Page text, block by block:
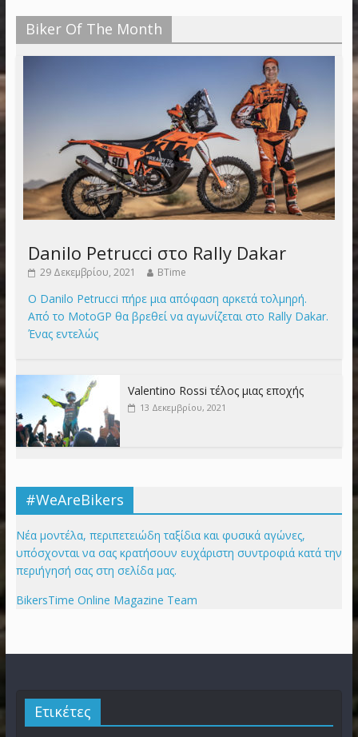
Biker Of The Month
Danilo Petrucci στο Rally Dakar
29 Δεκεμβρίου, 2021 BTime
Ο Danilo Petrucci πήρε μια απόφαση αρκετά τολμηρή.
Από το MotoGP θα βρεθεί να αγωνίζεται στο Rally Dakar.
Ένας εντελώς
Valentino Rossi τέλος μιας εποχής
13 Δεκεμβρίου, 2021
#WeAreBikers
Νέα μοντέλα, περιπετειώδη ταξίδια και φυσικά αγώνες,
υπόσχονται να σας κρατήσουν ευχάριστη συντροφιά κατά την
περιήγησή σας στη σελίδα μας.
BikersTime Online Magazine Team
Ετικέτες